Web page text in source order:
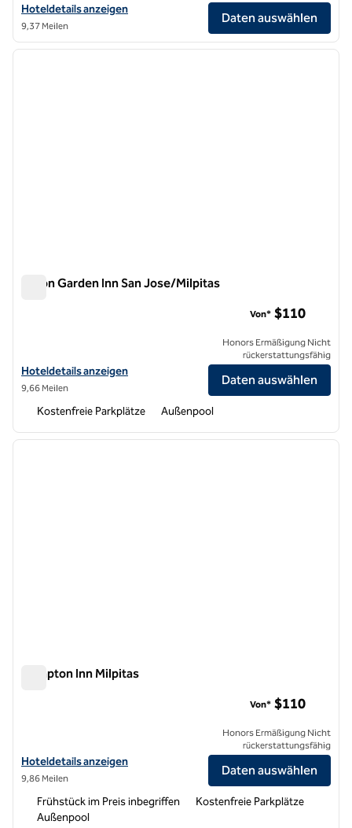
Hoteldetails für Graduate by Hilton Palo Alto anzeigen
Hoteldetails anzeigen
9,37 Meilen
Daten auswählen
1/11
1 von 11
Hilton Garden Inn San Jose/Milpitas
Hoteldetails für das Hilton Garden Inn San Jose/Milpitas anzeigen
Hoteldetails anzeigen
9,66 Meilen
Von* $110
Honors Ermäßigung Nicht
rückerstattungsfähig
Daten auswählen
Kostenfreie Parkplätze Außenpool
1 von 12
Hampton Inn Milpitas
Hoteldetails zum Hampton Inn Milpitas anzeigen
Hoteldetails anzeigen
9,86 Meilen
Von* $110
Honors Ermäßigung Nicht
rückerstattungsfähig
Daten auswählen
Frühstück im Preis inbegriffen
Kostenfreie Parkplätze
Außenpool